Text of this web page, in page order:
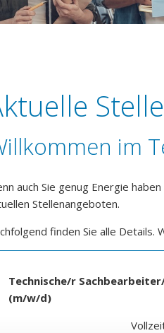
im
auch Sie genug Energie
Stellenangeboten.
finden Sie alle Details.
Technische/r
(m/w/d)